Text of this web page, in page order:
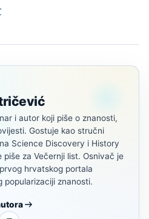
i autor koji piše o znanosti,
Gostuje kao stručni
Science Discovery i History
piše za Večernji list. Osnivač je
hrvatskog portala
popularizaciji znanosti.